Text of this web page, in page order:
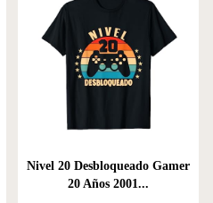
Nivel 20 Desbloqueado Gamer
20 Años 2001...